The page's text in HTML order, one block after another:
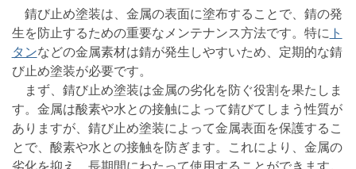
錆び止め塗装は、金属の表面に塗布することで、錆の発
生を防止するための重要なメンテナンス方法です。特に ト
タンなどの金属素材は錆が発生しやすいため、定期的な錆
び止め塗装が必要です。
まず、錆び止め塗装は金属の劣化を防ぐ役割を果たしま
す。金属は酸素や水との接触によって錆びてしまう性質が
ありますが、錆び止め塗装によって金属表面を保護するこ
とで、酸素や水との接触を防ぎます。これにより、金属の
劣化を抑え、長期間にわたって使用することができます。